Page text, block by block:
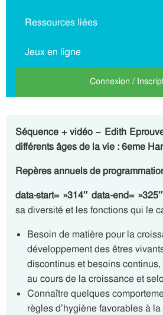
Ressources liées
Jeux en ligne
Connexion /
Séquence + vidéo – Edith
différents âges de la vie : 6eme
Repères annuels de
data-start= »314″ data-end=
sa diversité et les fonctions qui le
Besoin de matière pour la
développement des êtres
discontinus et besoins
au cours de la croissance et
Connaître quelques
règles d’hygiène favorables à